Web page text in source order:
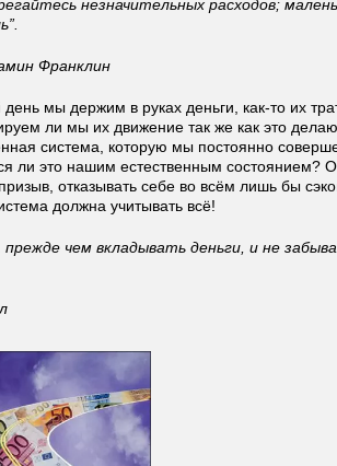
незначительных расходов;
Франклин
мы держим в руках деньги, как-то их
ли мы их движение так же как это
система, которую мы постоянно
ли это нашим естественным состоянием?
отказывать себе во всём лишь бы
должна учитывать всё!
чем вкладывать деньги, и не